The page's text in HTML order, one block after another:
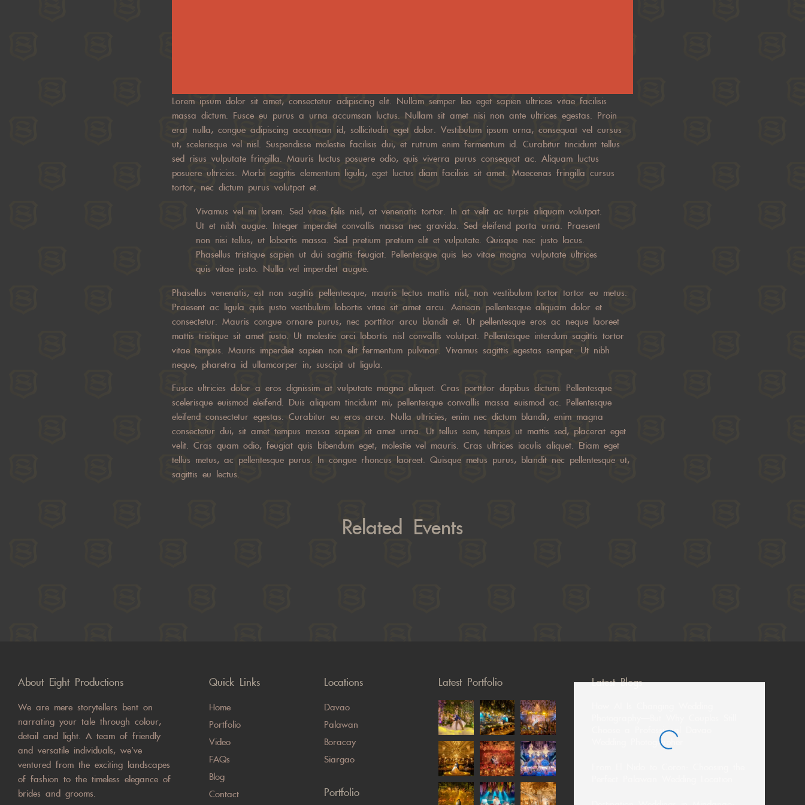
Lorem ipsum dolor sit amet, consectetur adipiscing elit. Nullam semper leo eget sapien ultrices vitae facilisis
massa dictum. Fusce eu purus a urna accumsan luctus. Nullam sit amet nisi non ante ultrices egestas. Proin
erat nulla, congue adipiscing accumsan id, sollicitudin eget dolor. Vestibulum ipsum urna, consequat vel cursus
ut, scelerisque vel nisl. Suspendisse molestie facilisis dui, et rutrum enim fermentum id. Curabitur tincidunt tellus
sed risus vulputate fringilla. Mauris luctus posuere odio, quis viverra purus consequat ac. Aliquam luctus
posuere ultricies. Morbi sagittis elementum ligula, eget luctus diam facilisis sit amet. Maecenas fringilla cursus
tortor, nec dictum purus volutpat et.
Vivamus vel mi lorem. Sed vitae felis nisl, at venenatis tortor. In at velit ac turpis aliquam volutpat.
Ut et nibh augue. Integer imperdiet convallis massa nec gravida. Sed eleifend porta urna. Praesent
non nisi tellus, ut lobortis massa. Sed pretium pretium elit et vulputate. Quisque nec justo lacus.
Phasellus tristique sapien ut dui sagittis feugiat. Pellentesque quis leo vitae magna vulputate ultrices
quis vitae justo. Nulla vel imperdiet augue.
Phasellus venenatis, est non sagittis pellentesque, mauris lectus mattis nisl, non vestibulum tortor tortor eu metus.
Praesent ac ligula quis justo vestibulum lobortis vitae sit amet arcu. Aenean pellentesque aliquam dolor et
consectetur. Mauris congue ornare purus, nec porttitor arcu blandit et. Ut pellentesque eros ac neque laoreet
mattis tristique sit amet justo. Ut molestie orci lobortis nisl convallis volutpat. Pellentesque interdum sagittis tortor
vitae tempus. Mauris imperdiet sapien non elit fermentum pulvinar. Vivamus sagittis egestas semper. Ut nibh
neque, pharetra id ullamcorper in, suscipit ut ligula.
Fusce ultricies dolor a eros dignissim at vulputate magna aliquet. Cras porttitor dapibus dictum. Pellentesque
scelerisque euismod eleifend. Duis aliquam tincidunt mi, pellentesque convallis massa euismod ac. Pellentesque
eleifend consectetur egestas. Curabitur eu eros arcu. Nulla ultricies, enim nec dictum blandit, enim magna
consectetur dui, sit amet tempus massa sapien sit amet urna. Ut tellus sem, tempus ut mattis sed, placerat eget
velit. Cras quam odio, feugiat quis bibendum eget, molestie vel mauris. Cras ultrices iaculis aliquet. Etiam eget
tellus metus, ac pellentesque purus. In congue rhoncus laoreet. Quisque metus purus, blandit nec pellentesque ut,
sagittis eu lectus.
Related Events
About Eight Productions
We are mere storytellers bent on
narrating your tale through colour,
detail and light. A team of friendly
and versatile individuals, we’ve
ventured from the exciting landscapes
of fashion to the timeless elegance of
brides and grooms.
Quick Links
Home
Portfolio
Video
FAQs
Blog
Contact
Locations
Davao
Palawan
Boracay
Siargao
Portfolio
Latest Portfolio Latest Blogs
Choose a Professional Davao
Wedding Photographer